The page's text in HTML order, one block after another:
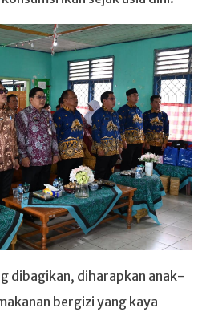
dibagikan, diharapkan anak-
bergizi yang kaya